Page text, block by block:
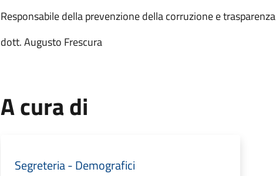
Responsabile della prevenzione della corruzione e trasparenza
dott. Augusto Frescura
A cura di
Segreteria - Demografici